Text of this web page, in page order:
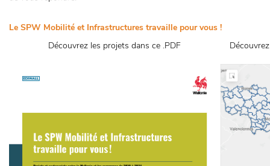
Le SPW Mobilité et Infrastructures travaille pour vous !
Découvrez les projets dans ce .PDF